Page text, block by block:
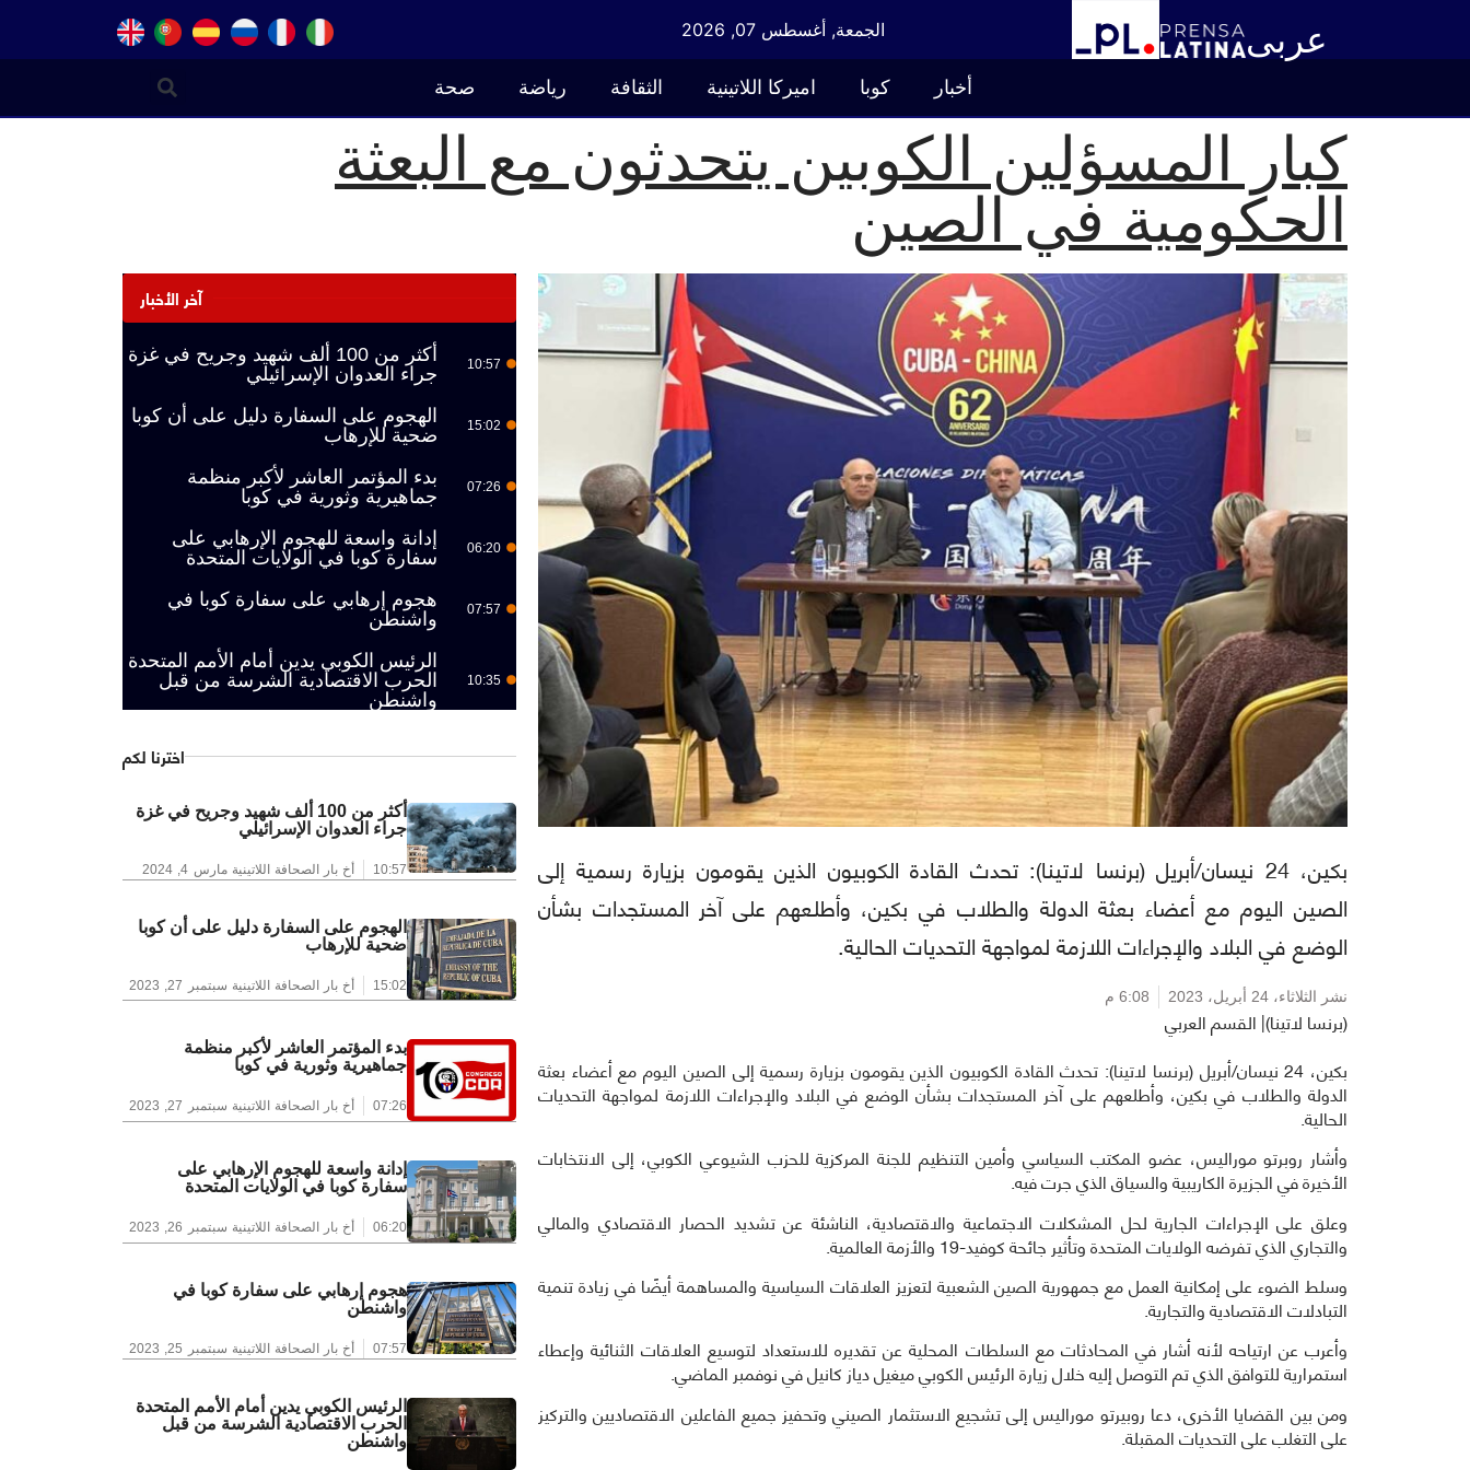
عربى الجمعة, أغسطس 07, 2026
أخبار كوبا اميركا اللاتينية الثقافة رياضة صحة
كبار المسؤلين الكوبين يتحدثون مع البعثة
الحكومية في الصين
بكين، 24 نيسان/أبريل (برنسا لاتينا): تحدث القادة الكوبيون الذين يقومون بزيارة رسمية إلى
الصين اليوم مع أعضاء بعثة الدولة والطلاب في بكين، وأطلعهم على آخر المستجدات بشأن
الوضع في البلاد والإجراءات اللازمة لمواجهة التحديات الحالية.
نشر الثلاثاء، 24 أبريل، 2023 6:08 م
(برنسا لاتينا)| القسم العربي
بكين، 24 نيسان/أبريل (برنسا لاتينا): تحدث القادة الكوبيون الذين يقومون بزيارة رسمية إلى الصين اليوم مع أعضاء بعثة
الدولة والطلاب في بكين، وأطلعهم على آخر المستجدات بشأن الوضع في البلاد والإجراءات اللازمة لمواجهة التحديات
الحالية.
وأشار روبرتو موراليس، عضو المكتب السياسي وأمين التنظيم للجنة المركزية للحزب الشيوعي الكوبي، إلى الانتخابات
الأخيرة في الجزيرة الكاريبية والسياق الذي جرت فيه.
وعلق على الإجراءات الجارية لحل المشكلات الاجتماعية والاقتصادية، الناشئة عن تشديد الحصار الاقتصادي والمالي
والتجاري الذي تفرضه الولايات المتحدة وتأثير جائحة كوفيد-19 والأزمة العالمية.
وسلط الضوء على إمكانية العمل مع جمهورية الصين الشعبية لتعزيز العلاقات السياسية والمساهمة أيضًا في زيادة تنمية
التبادلات الاقتصادية والتجارية.
وأعرب عن ارتياحه لأنه أشار في المحادثات مع السلطات المحلية عن تقديره للاستعداد لتوسيع العلاقات الثنائية وإعطاء
استمرارية للتوافق الذي تم التوصل إليه خلال زيارة الرئيس الكوبي ميغيل دياز كانيل في نوفمبر الماضي.
ومن بين القضايا الأخرى، دعا روبيرتو موراليس إلى تشجيع الاستثمار الصيني وتحفيز جميع الفاعلين الاقتصاديين والتركيز
على التغلب على التحديات المقبلة.
آخر الأخبار
10:57
أكثر من 100 ألف شهيد وجريح في غزة
جراء العدوان الإسرائيلي
15:02
الهجوم على السفارة دليل على أن كوبا
ضحية للإرهاب
07:26
بدء المؤتمر العاشر لأكبر منظمة
جماهيرية وثورية في كوبا
06:20
إدانة واسعة للهجوم الإرهابي على
سفارة كوبا في الولايات المتحدة
07:57
هجوم إرهابي على سفارة كوبا في
واشنطن
10:35
الرئيس الكوبي يدين أمام الأمم المتحدة
الحرب الاقتصادية الشرسة من قبل
واشنطن
اخترنا لكم
أكثر من 100 ألف شهيد وجريح في غزة
جراء العدوان الإسرائيلي
10:57 أخ بار الصحافة اللاتينيةمارس 4, 2024
الهجوم على السفارة دليل على أن كوبا
ضحية للإرهاب
15:02 أخ بار الصحافة اللاتينية سبتمبر 27, 2023
بدء المؤتمر العاشر لأكبر منظمة
جماهيرية وثورية في كوبا
07:26 أخ بار الصحافة اللاتينية سبتمبر 27, 2023
إدانة واسعة للهجوم الإرهابي على
سفارة كوبا في الولايات المتحدة
06:20 أخ بار الصحافة اللاتينية سبتمبر 26, 2023
هجوم إرهابي على سفارة كوبا في
واشنطن
07:57 أخ بار الصحافة اللاتينية سبتمبر 25, 2023
الرئيس الكوبي يدين أمام الأمم المتحدة
الحرب الاقتصادية الشرسة من قبل
واشنطن